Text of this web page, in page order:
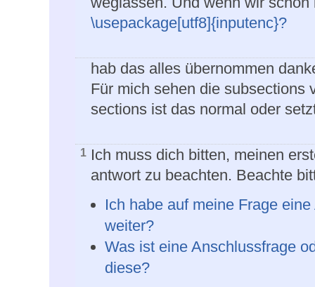
\usepackage[utf8]{inputenc}?
hab das alles übernommen
Für mich sehen die subsections
sections ist das normal oder
1 Ich muss dich bitten, meinen
antwort zu beachten. Beachte
Ich habe auf meine Frage
weiter?
Was ist eine Anschlussfrage
diese?